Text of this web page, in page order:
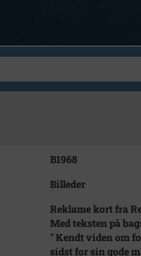
B1968
Billeder
Reklame kort fra
Med teksten på
" Kendt viden om
sidst for sin gode